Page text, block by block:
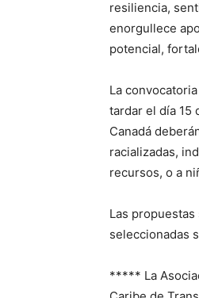
resiliencia,
enorgullece
potencial,
La
tardar el día 15
Canadá
racializadas,
recursos, o a
Las
seleccionadas
***** La